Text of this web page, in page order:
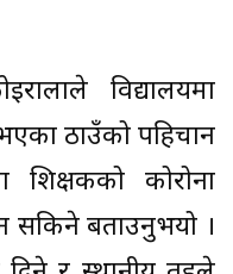
विद्यालयमा
ठाउँको पहिचान
कोरोना
सकिने बताउनुभयो ।